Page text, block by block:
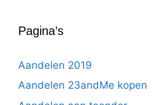
Pagina’s
Aandelen 2019
Aandelen 23andMe kopen